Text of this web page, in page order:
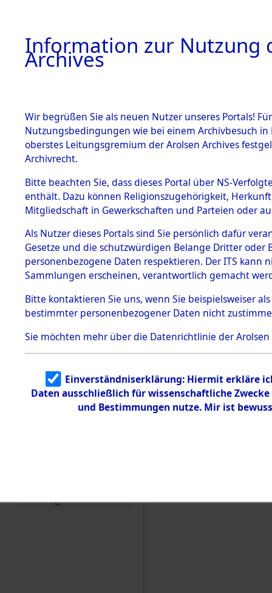
BESTÄNDE
1.
mente
5. Verschiedenes
5.3
Todesmärsche
5.3.1 Alliierte
Erhebungen
zu
Todesmärsch
en
5.3.2
Identifizierun
g
5.3.3
Todesmärsch
e
Aktion
→0276
Information zur Nutzung
Archives
Wir begrüßen Sie als neuen Nutzer unseres Portals!
Nutzungsbedingungen wie bei einem Archivbesuch
oberstes Leitungsgremium der Arolsen Archives
Archivrecht.
Bitte beachten Sie, dass dieses Portal über NS-
enthält. Dazu können Religionszugehörigkeit,
Mitgliedschaft in Gewerkschaften und Parteien oder
Als Nutzer dieses Portals sind Sie persönlich dafür
Gesetze und die schutzwürdigen Belange Dritter
personenbezogene Daten respektieren. Der ITS
Sammlungen erscheinen, verantwortlich gemacht
Bitte kontaktieren Sie uns, wenn Sie beispielsweiser
bestimmter personenbezogener Daten nicht
Sie möchten mehr über die Datenrichtlinie der Arolsen
Einverständniserklärung: Hiermit erkläre
Daten ausschließlich für wissenschaftliche
und Bestimmungen nutze. Mir ist